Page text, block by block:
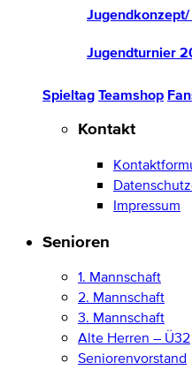
Jugendturnier
Spieltag Teamshop
Kontakt
Impressum
Senioren
1. Mannschaft
2. Mannschaft
3. Mannschaft
Alte Herren – Ü32
Seniorenvorstand